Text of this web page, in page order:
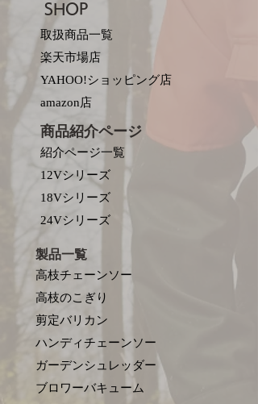
SHOP
取扱商品一覧
楽天市場店
YAHOO!ショッピング店
amazon店
商品紹介ページ
紹介ページ一覧
12Vシリーズ
18Vシリーズ
​24Vシリーズ
製品一覧
高枝チェーンソー
高枝のこぎり
剪定バリカン
ハンディチェーンソー
ガーデンシュレッダー
ブロワーバキューム